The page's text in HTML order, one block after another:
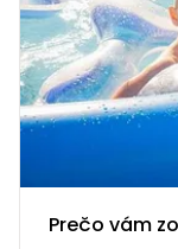
Prečo vám